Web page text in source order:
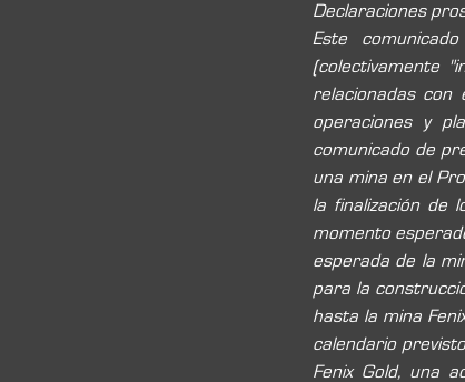
Declaraciones
Este
(colectivamente
relacionadas
operaciones y
comunicado de
una mina en el
la finalización de
momento
esperada de la
para la
hasta la mina
calendario
Fenix Gold, una